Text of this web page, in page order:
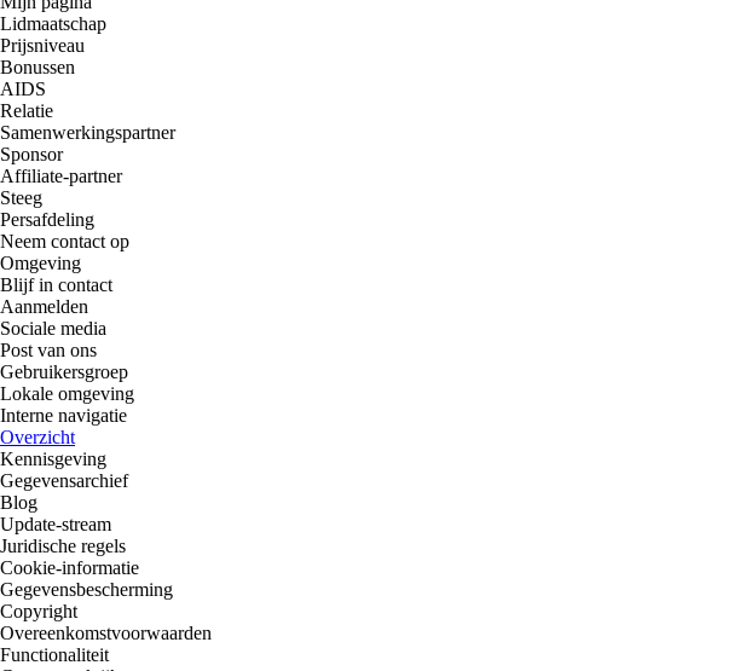
Lidmaatschap
Prijsniveau
Bonussen
AIDS
Relatie
Samenwerkingspartner
Sponsor
Affiliate-partner
Steeg
Persafdeling
Neem contact op
Omgeving
Blijf in contact
Aanmelden
Sociale media
Post van ons
Gebruikersgroep
Lokale omgeving
Interne navigatie
Overzicht
Kennisgeving
Gegevensarchief
Blog
Update-stream
Juridische regels
Cookie-informatie
Gegevensbescherming
Copyright
Overeenkomstvoorwaarden
Functionaliteit